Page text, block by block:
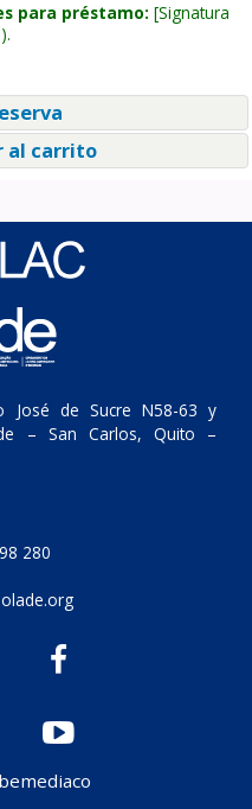
para préstamo: Signatura
al carrito
José de Sucre N58-63 y
– San Carlos, Quito –
280